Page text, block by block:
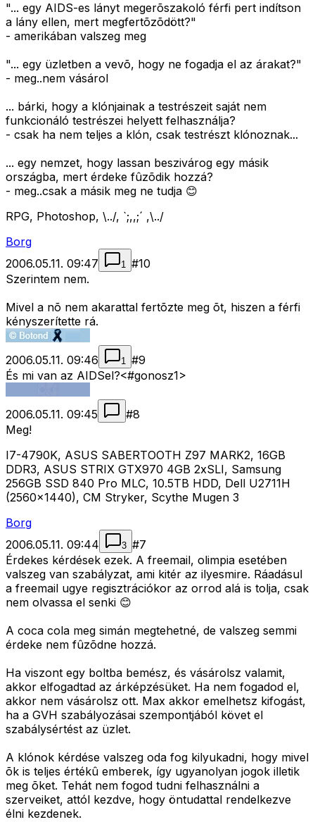
"... egy AIDS-es lányt megerõszakoló férfi pert indítson
a lány ellen, mert megfertõzõdött?"
- amerikában valszeg meg
"... egy üzletben a vevõ, hogy ne fogadja el az árakat?"
- meg..nem vásárol
... bárki, hogy a klónjainak a testrészeit saját nem
funkcionáló testrészei helyett felhasználja?
- csak ha nem teljes a klón, csak testrészt klónoznak...
... egy nemzet, hogy lassan beszivárog egy másik
országba, mert érdeke fûzõdik hozzá?
- meg..csak a másik meg ne tudja 😊
RPG, Photoshop, \../, `;,,;´ ,\../
Borg
2006.05.11. 09:47
1 #10
Szerintem nem.
Mivel a nõ nem akarattal fertõzte meg õt, hiszen a férfi
kényszerítette rá.
2006.05.11. 09:46 1 #9
És mi van az AIDSel?<#gonosz1>
2006.05.11. 09:45 #8
Meg!
I7-4790K, ASUS SABERTOOTH Z97 MARK2, 16GB
DDR3, ASUS STRIX GTX970 4GB 2xSLI, Samsung
256GB SSD 840 Pro MLC, 10.5TB HDD, Dell U2711H
(2560x1440), CM Stryker, Scythe Mugen 3
Borg
2006.05.11. 09:44
3 #7
Érdekes kérdések ezek. A freemail, olimpia esetében
valszeg van szabályzat, ami kitér az ilyesmire. Ráadásul
a freemail ugye regisztrációkor az orrod alá is tolja, csak
nem olvassa el senki 😊
A coca cola meg simán megtehetné, de valszeg semmi
érdeke nem fûzõdne hozzá.
Ha viszont egy boltba bemész, és vásárolsz valamit,
akkor elfogadtad az árképzésüket. Ha nem fogadod el,
akkor nem vásárolsz ott. Max akkor emelhetsz kifogást,
ha a GVH szabályozásai szempontjából követ el
szabálysértést az üzlet.
A klónok kérdése valszeg oda fog kilyukadni, hogy mivel
õk is teljes értékû emberek, így ugyanolyan jogok illetik
meg õket. Tehát nem fogod tudni felhasználni a
szerveiket, attól kezdve, hogy öntudattal rendelkezve
élni kezdenek.